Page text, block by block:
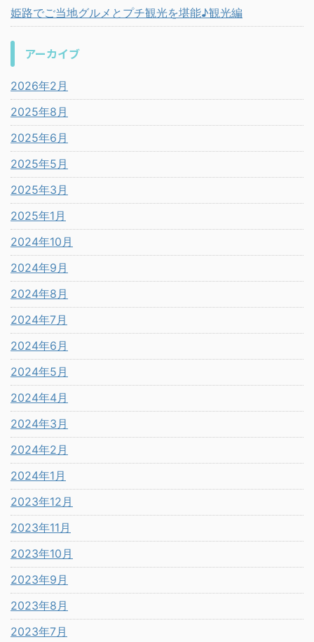
姫路でご当地グルメとプチ観光を堪能♪観光編
アーカイブ
2026年2月
2025年8月
2025年6月
2025年5月
2025年3月
2025年1月
2024年10月
2024年9月
2024年8月
2024年7月
2024年6月
2024年5月
2024年4月
2024年3月
2024年2月
2024年1月
2023年12月
2023年11月
2023年10月
2023年9月
2023年8月
2023年7月